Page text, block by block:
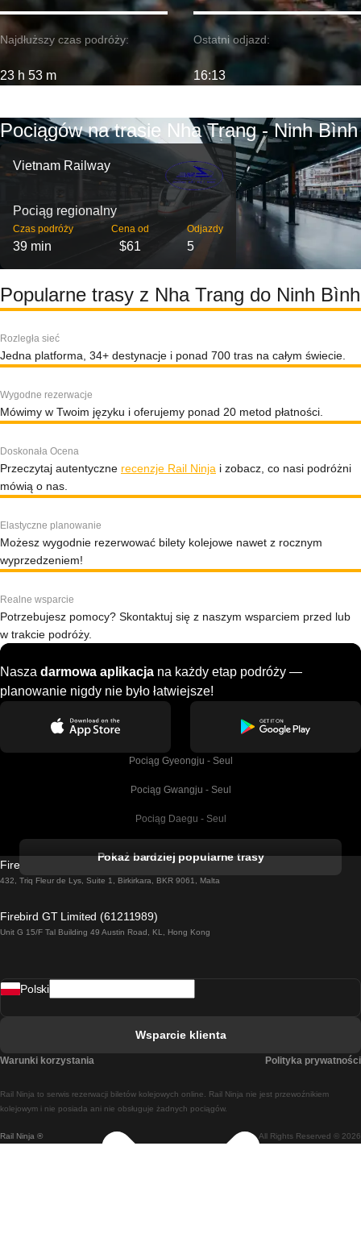
Najdłuższy czas podróży:
23 h 53 m
Ostatni odjazd:
16:13
Pociągów na trasie Nha Trang - Ninh Bình
Vietnam Railway
Pociąg regionalny
Czas podróży
39 min
Cena od
$61
Odjazdy
5
Popularne trasy z Nha Trang do Ninh Bình
Rozległa sieć
Jedna platforma, 34+ destynacje i ponad 700 tras na całym świecie.
Wygodne rezerwacje
Mówimy w Twoim języku i oferujemy ponad 20 metod płatności.
Doskonała Ocena
Przeczytaj autentyczne recenzje Rail Ninja i zobacz, co nasi podróżni
mówią o nas.
Elastyczne planowanie
Możesz wygodnie rezerwować bilety kolejowe nawet z rocznym
wyprzedzeniem!
Realne wsparcie
Potrzebujesz pomocy? Skontaktuj się z naszym wsparciem przed lub
w trakcie podróży.
Nasza darmowa aplikacja na każdy etap podróży —
planowanie nigdy nie było łatwiejsze!
Pociąg Gyeongju - Seul
Pociąg Gwangju - Seul
Pociąg Daegu - Seul
Pociąg Dublin - Galway
Pociąg Rzym - Neapol
Pociąg Madryt - Lizbona
Pociąg Madryt - Barcelona
Pokaż bardziej popularne trasy
Firebird GT Limited (OC 1451)
432, Triq Fleur de Lys, Suite 1, Birkirkara, BKR 9061, Malta
Firebird GT Limited (61211989)
Unit G 15/F Tal Building 49 Austin Road, KL, Hong Kong
Rail Ninja ® All Rights Reserved © 2026
Rail Ninja to serwis rezerwacji biletów kolejowych online. Rail Ninja nie jest przewoźnikiem
kolejowym i nie posiada ani nie obsługuje żadnych pociągów.
Polski
Wsparcie klienta
Warunki korzystania Polityka prywatności